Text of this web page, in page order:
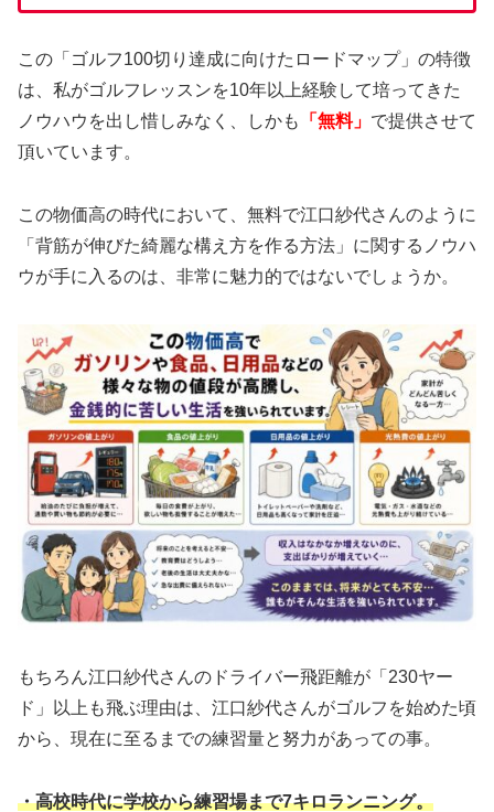
この「ゴルフ100切り達成に向けたロードマップ」の特徴
は、私がゴルフレッスンを10年以上経験して培ってきた
ノウハウを出し惜しみなく、しかも
「無料」 で提供させて
頂いています。
この物価高の時代において、無料で江口紗代さんのように
「背筋が伸びた綺麗な構え方を作る方法」に関するノウハ
ウが手に入るのは、非常に魅力的ではないでしょうか。
もちろん江口紗代さんのドライバー飛距離が「230ヤー
ド」以上も飛ぶ理由は、江口紗代さんがゴルフを始めた頃
から、現在に至るまでの練習量と努力があっての事。
・高校時代に学校から練習場まで7キロランニング。